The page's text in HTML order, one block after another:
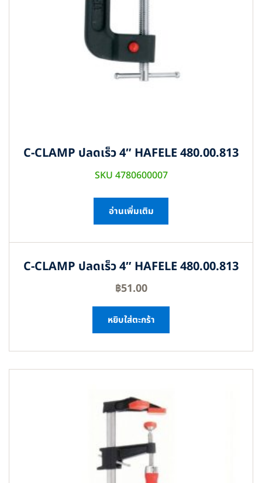
C-CLAMP ปลดเร็ว 4″ HAFELE 480.00.813
SKU 4780600007
อ่านเพิ่มเติม
C-CLAMP ปลดเร็ว 4″ HAFELE 480.00.813
฿51.00
หยิบใส่ตะกร้า